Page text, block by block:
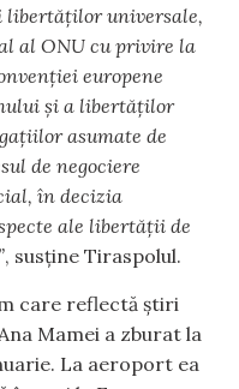
libertăților universale,
al ONU cu privire la
europene
și a libertăților
asumate de
de negociere
în decizia
ale libertății de
, susține Tiraspolul.
care reflectă știri
Mamei a zburat la
La aeroport ea